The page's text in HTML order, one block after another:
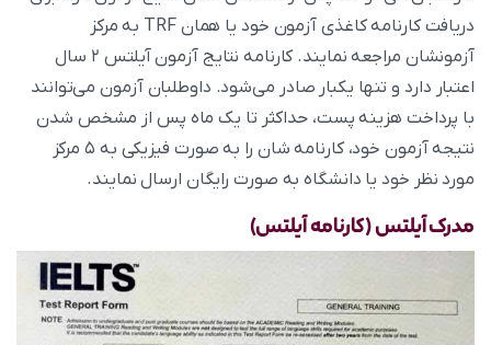
دریافت کارنامه کاغذی آزمون خود یا همان TRF به مرکز
آزمونشان مراجعه نمایند. کارنامه نتایج آزمون آیلتس ۲ سال
اعتبار دارد و تنها یکبار صادر می‌شود. داوطلبان آزمون می‌توانند
با پرداخت هزینه پست، حداکثر تا یک ماه پس از مشخص شدن
نتیجه آزمون خود، کارنامه‌ شان را به صورت فیزیکی به ۵ مرکز
مورد نظر خود یا دانشگاه به صورت رایگان ارسال نمایند.
مدرک آیلتس (کارنامه آیلتس)